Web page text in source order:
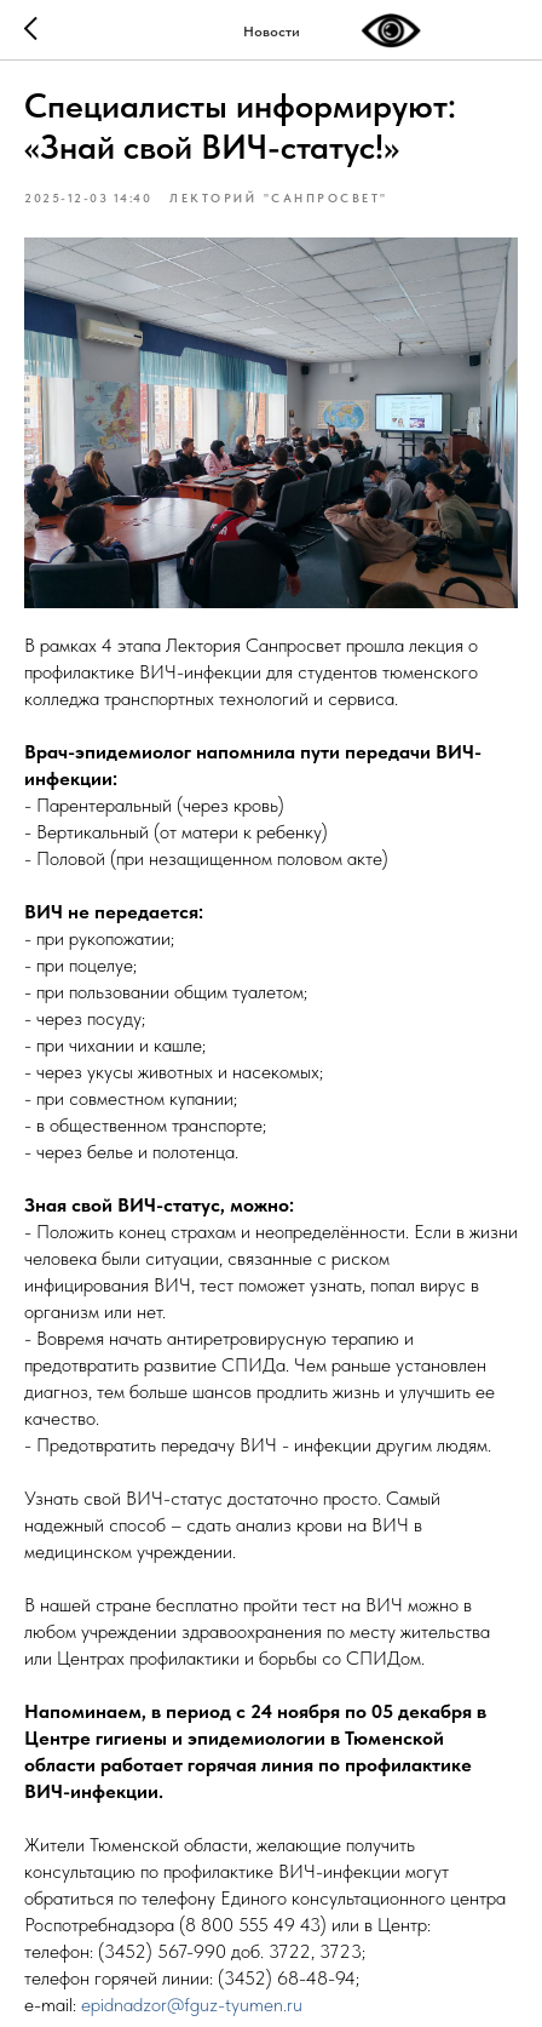
Новости
Специалисты информируют:
«Знай свой ВИЧ-статус!»
2025-12-03 14:40 ЛЕКТОРИЙ "САНПРОСВЕТ"
В рамках 4 этапа Лектория Санпросвет прошла лекция о
профилактике ВИЧ-инфекции для студентов тюменского
колледжа транспортных технологий и сервиса.
Врач-эпидемиолог напомнила пути передачи ВИЧ-
инфекции:
- Парентеральный (через кровь)
- Вертикальный (от матери к ребенку)
- Половой (при незащищенном половом акте)
ВИЧ не передается:
- при рукопожатии;
- при поцелуе;
- при пользовании общим туалетом;
- через посуду;
- при чихании и кашле;
- через укусы животных и насекомых;
- при совместном купании;
- в общественном транспорте;
- через белье и полотенца.
Зная свой ВИЧ-статус, можно:
- Положить конец страхам и неопределённости. Если в жизни
человека были ситуации, связанные с риском
инфицирования ВИЧ, тест поможет узнать, попал вирус в
организм или нет.
- Вовремя начать антиретровирусную терапию и
предотвратить развитие СПИДа. Чем раньше установлен
диагноз, тем больше шансов продлить жизнь и улучшить ее
качество.
- Предотвратить передачу ВИЧ - инфекции другим людям.
Узнать свой ВИЧ-статус достаточно просто. Самый
надежный способ – сдать анализ крови на ВИЧ в
медицинском учреждении.
В нашей стране бесплатно пройти тест на ВИЧ можно в
любом учреждении здравоохранения по месту жительства
или Центрах профилактики и борьбы со СПИДом.
Напоминаем, в период с 24 ноября по 05 декабря в
Центре гигиены и эпидемиологии в Тюменской
области работает горячая линия по профилактике
ВИЧ-инфекции.
Жители Тюменской области, желающие получить
консультацию по профилактике ВИЧ-инфекции могут
обратиться по телефону Единого консультационного центра
Роспотребнадзора (8 800 555 49 43) или в Центр:
телефон: (3452) 567-990 доб. 3722, 3723;
телефон горячей линии: (3452) 68-48-94;
e-mail: epidnadzor@fguz-tyumen.ru